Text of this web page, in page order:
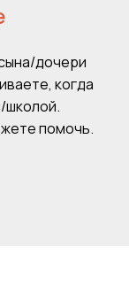
дочери
когда
школой.
помочь.